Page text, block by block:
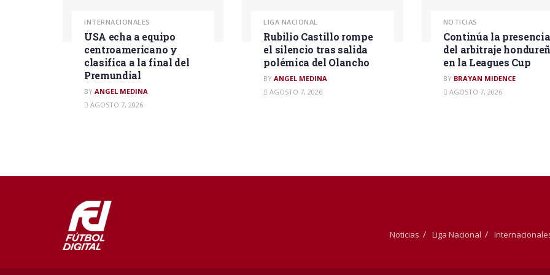
INTERNACIONALES
USA echa a equipo
centroamericano y
clasifica a la final del
Premundial
BY ANGEL MEDINA
AGOSTO 7, 2026
LIGA NACIONAL
Rubilio Castillo rompe
el silencio tras salida
polémica del Olancho
BY ANGEL MEDINA
AGOSTO 7, 2026
NOTICIAS
Continúa la presencia
del arbitraje
en la Leagues Cup
BY BRAYAN MIDENCE
AGOSTO 7, 2026
Noticias Liga Nacional